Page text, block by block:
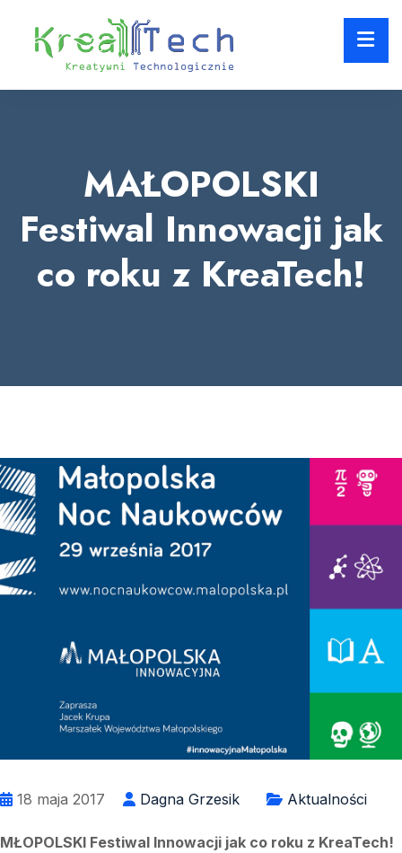
content
MAŁOPOLSKI
Festiwal Innowacji jak
co roku z KreaTech!
18 maja 2017 Dagna Grzesik Aktualności
MŁOPOLSKI Festiwal Innowacji jak co roku z KreaTech!